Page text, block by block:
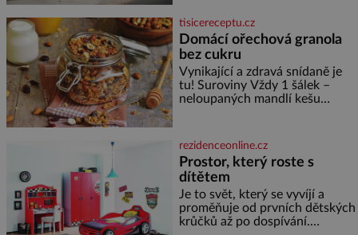
asociace, reprezentačních týmů
i českého fotbalu v regionech.
Partner
tisicereceptu.cz
Domácí ořechová granola
bez cukru
Vynikající a zdravá snídaně je
tu! Suroviny Vždy 1 šálek –
neloupaných mandlí kešu
semínek dýně rozinek 3 šálky
ovesných vloček 1 lžíce mlet
rezidenceonline.cz
Prostor, který roste s
dítětem
Je to svět, který se vyvíjí a
proměňuje od prvních dětských
krůčků až po dospívání.